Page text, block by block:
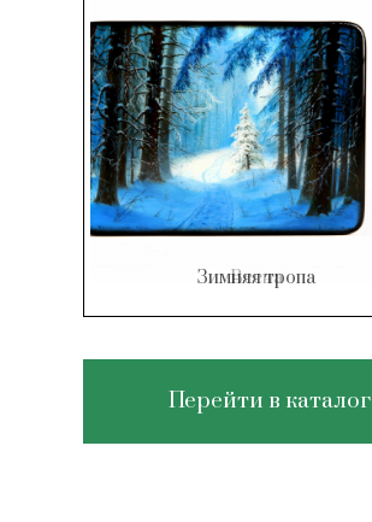
Весна
Перейти в каталог